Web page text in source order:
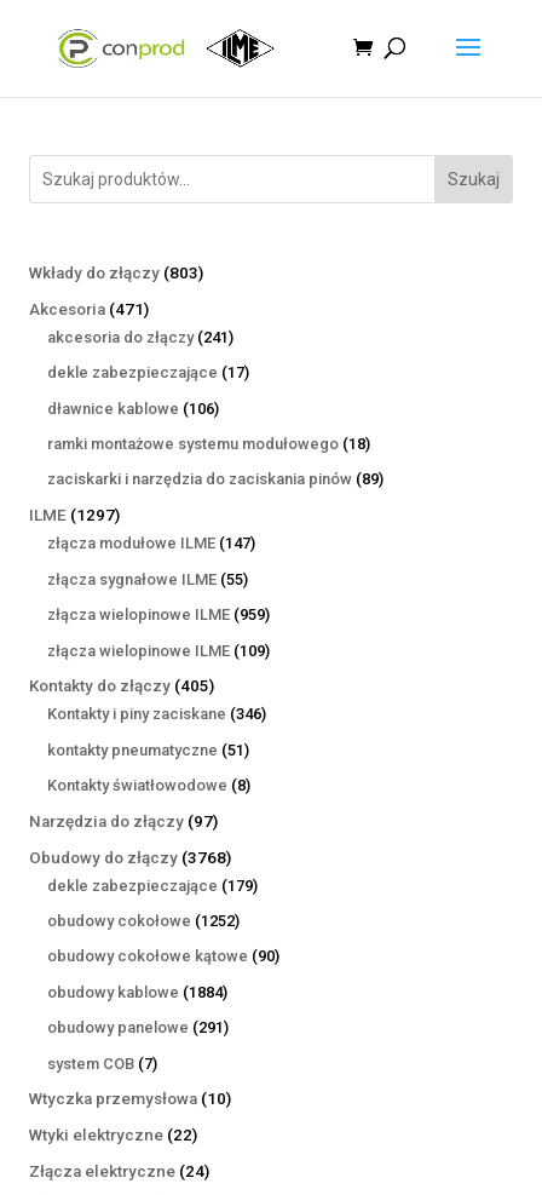
Szukaj
Wkłady do złączy 803803
Akcesoria 471471
produktów
akcesoria do złączy 241241
produktów
dekle zabezpieczające 1717
dławnice kablowe 106106
produktów
ramki montażowe systemu modułowego 1818
produktów
zaciskarki i narzędzia do zaciskania pinów 8989
ILME 12971297
produktów
złącza modułowe ILME 147147
złącza sygnałowe ILME 5555
produktów
złącza wielopinowe ILME 959959
produktów
złącza wielopinowe ILME 109109
Kontakty do złączy 405405
produktów
Kontakty i piny zaciskane 346346
kontakty pneumatyczne 5151
produktów
Kontakty światłowodowe 88
Narzędzia do złączy 9797
produktów
Obudowy do złączy 37683768
produktów
dekle zabezpieczające 179179
obudowy cokołowe 12521252
produkty
obudowy cokołowe kątowe 9090
obudowy kablowe 18841884
produkty
obudowy panelowe 291291
system COB 77
produktów
Wtyczka przemysłowa 1010
Wtyki elektryczne 2222
produkty
Złącza elektryczne 2424